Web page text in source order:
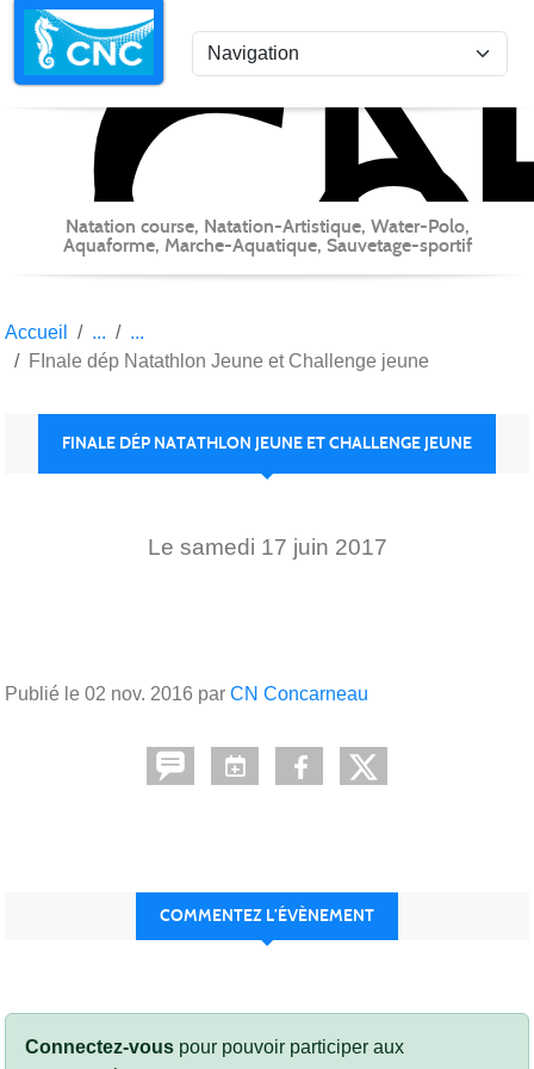
Natation course, Natation-Artistique, Water-Polo,
Aquaforme, Marche-Aquatique, Sauvetage-sportif
Accueil
FInale dép Natathlon Jeune et Challenge jeune
FINALE DÉP NATATHLON JEUNE ET CHALLENGE JEUNE
Le samedi 17 juin 2017
Publié le 02 nov. 2016 par CN Concarneau
COMMENTEZ L’ÉVÈNEMENT
Connectez-vous pour pouvoir participer aux
Panneau de gestion des cookies